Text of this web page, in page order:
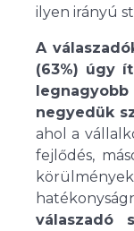
ilyen irányú
A
(63%) úgy
negyedük
ahol a
fejlődés,
válaszadó